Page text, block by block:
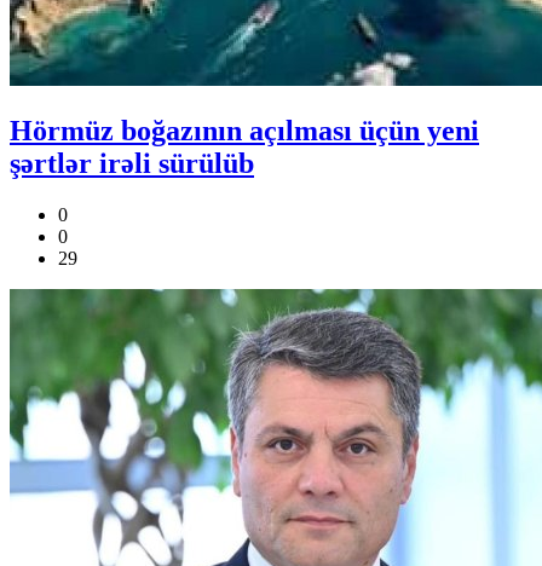
Hörmüz boğazının açılması üçün yeni
şərtlər irəli sürülüb
0
0
29